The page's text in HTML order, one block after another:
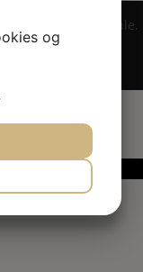
og billedemateriale.
og